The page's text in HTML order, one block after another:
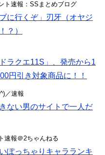
ト速報：SSまとめブログ
に行くぞ」刃牙（オヤジ
？）
ラクエ11S」、発売から1
円引き対象商品に！！
／速報
ない男のサイトで一人だ
速報＠2ちゃんねる
ぽっちゃりキャラランキ